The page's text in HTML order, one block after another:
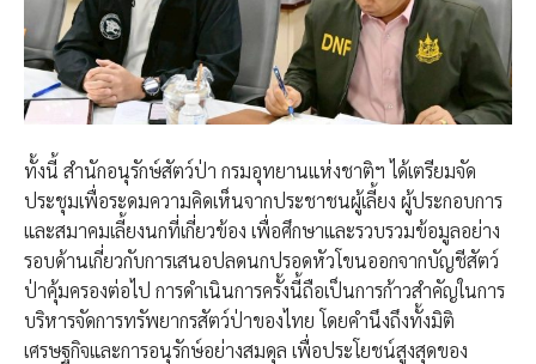
ทั้งนี้ สำนักอนุรักษ์สัตว์ป่า กรมอุทยานแห่งชาติฯ ได้เตรียมจัด
ประชุมเพื่อระดมความคิดเห็นจากประชาชนผู้เลี้ยง ผู้ประกอบการ
และสมาคมเลี้ยงนกที่เกี่ยวข้อง เพื่อศึกษาและรวบรวมข้อมูลอย่าง
รอบด้านเกี่ยวกับการเสนอปลดนกปรอดหัวโขนออกจากบัญชีสัตว์
ป่าคุ้มครองต่อไป​ การดำเนินการครั้งนี้ถือเป็นการก้าวสำคัญในการ
บริหารจัดการทรัพยากรสัตว์ป่าของไทย โดยคำนึงถึงทั้งมิติ
เศรษฐกิจและการอนุรักษ์อย่างสมดุล เพื่อประโยชน์สูงสุดของ